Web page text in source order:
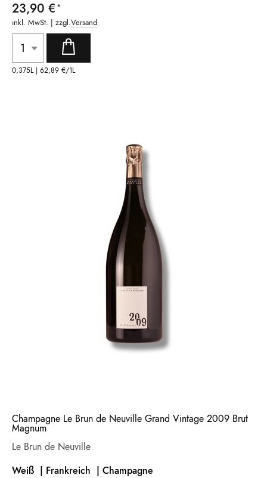
23,90 €
inkl. MwSt. | zzgl.Versand
0,375L | 62,89 €/1L
Champagne Le Brun de Neuville Grand Vintage 2009 Brut
Magnum
Le Brun de Neuville
Weiß | Frankreich | Champagne